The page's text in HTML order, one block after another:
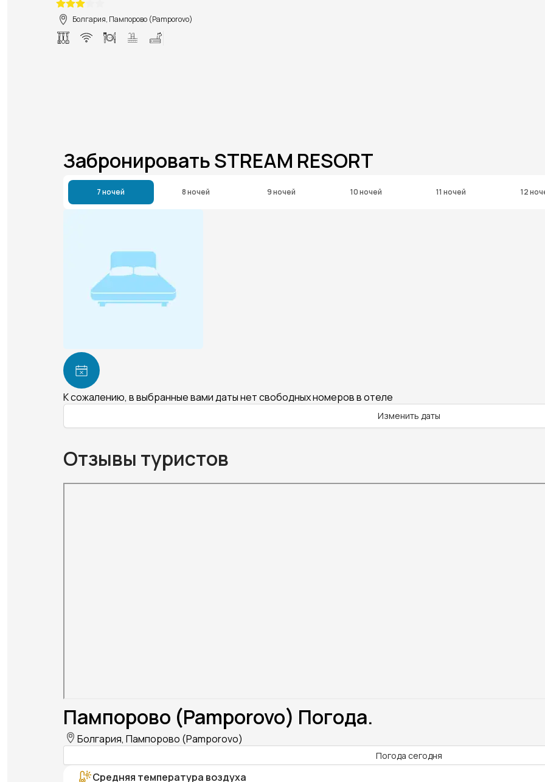
Болгария, Пампорово (Pamporovo)
Забронировать STREAM RESORT
7 ночей 8 ночей 9 ночей 10 ночей 11 ночей 12
К сожалению, в выбранные вами даты нет свободных номеров в отеле
Изменить даты
Отзывы туристов
Пампорово (Pamporovo) Погода.
Болгария, Пампорово (Pamporovo)
Погода сегодня
Средняя температура воздуха